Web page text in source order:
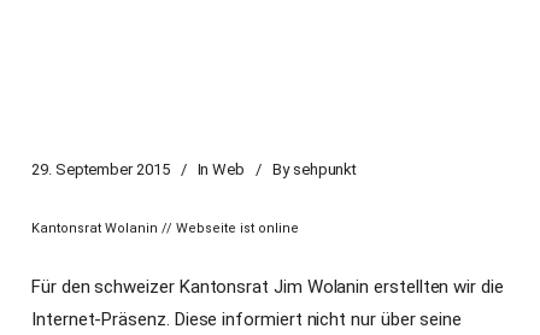
29. September 2015 In Web By sehpunkt
Kantonsrat Wolanin // Webseite ist online
Für den schweizer Kantonsrat Jim Wolanin erstellten wir die
Internet-Präsenz. Diese informiert nicht nur über seine